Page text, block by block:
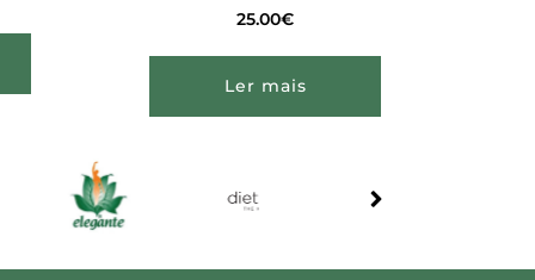
25.00€
Ler mais